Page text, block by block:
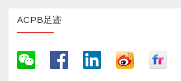
ACPB足迹